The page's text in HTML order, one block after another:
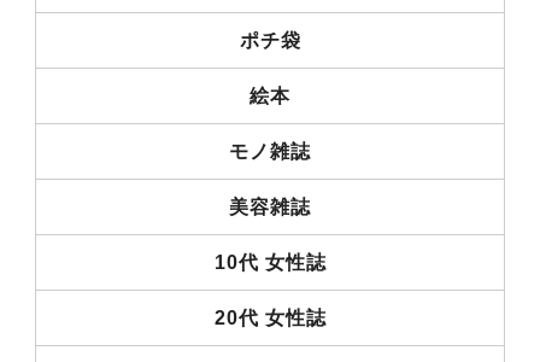
ポチ袋
絵本
モノ雑誌
美容雑誌
10代 女性誌
20代 女性誌